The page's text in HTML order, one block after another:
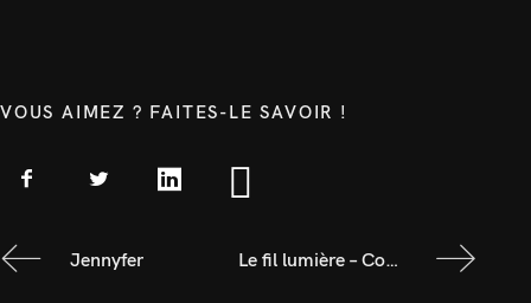
VOUS AIMEZ ? FAITES-LE SAVOIR !
Jennyfer Le fil lumière – Concours d’idée « Mise en lumière de la rue de la Liberté »